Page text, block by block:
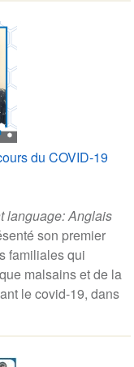
du COVID-19
language:Anglais
son premier
familiales qui
malsains et de la
le covid-19, dans